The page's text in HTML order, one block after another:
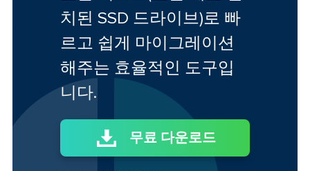
치된 SSD 드라이브)로 빠
르고 쉽게 마이그레이션
해주는 효율적인 도구입
니다.
무료 다운로드